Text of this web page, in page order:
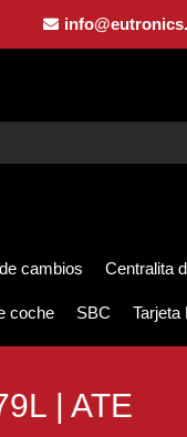
cambios Centralita
coche SBC Tarjeta
| ATE